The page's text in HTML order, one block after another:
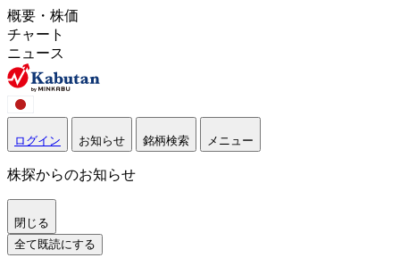
概要・株価
チャート
ニュース
ログイン お知らせ 銘柄検索 メニュー
株探からのお知らせ
閉じる
全て既読にする